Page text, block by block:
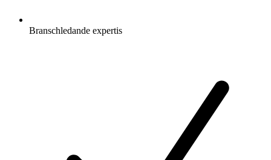
Branschledande expertis